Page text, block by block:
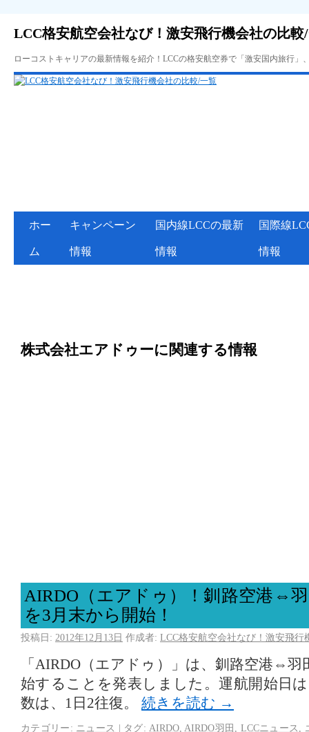
LCC格安航空会社なび！激安飛行機会社の比較
ローコストキャリアの最新情報を紹介！LCCの格安航空券で「激安国内旅行
ホー
ム
キャンペーン
情報
国内線LCCの最新
情報
国際線
情報
株式会社エアドゥーに関連する情報
AIRDO（エアドゥ）！釧路空港⇔
を3月末から開始！
投稿日: 2012年12月13日 作成者: LCC格安航空会社なび！激安飛行
「AIRDO（エアドゥ）」は、釧路空港⇔羽
始することを発表しました。運航開始日
数は、1日2往復。 続きを読む →
カテゴリー: ニュース | タグ: AIRDO AIRDO羽田 LCCニュース